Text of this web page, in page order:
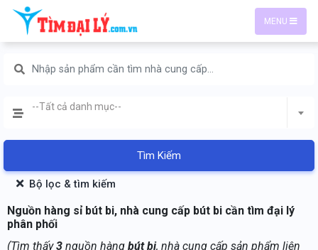
MENU
--Tất cả danh mục--
Tìm Kiếm
Bộ lọc & tìm kiếm
Nguồn hàng sỉ bút bi, nhà cung cấp bút bi cần tìm đại lý
phân phối
(Tìm thấy3 nguồn hàng bút bi, nhà cung cấp sản phẩm liên